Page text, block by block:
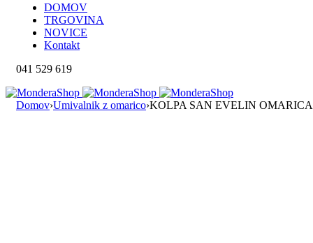
DOMOV
TRGOVINA
NOVICE
Kontakt
041 529 619
Domov›Umivalnik z omarico›KOLPA SAN EVELIN